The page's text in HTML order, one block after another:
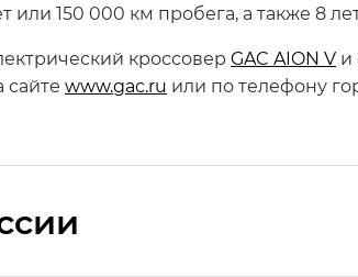
или 150 000 км пробега, а также 8
кроссовер GAC AION V и
сайте www.gac.ru или по телефону